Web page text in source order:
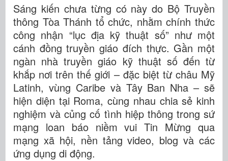
Sáng kiến chưa từng có này do Bộ Truyền
thông Tòa Thánh tổ chức, nhằm chính thức
công nhận “lục địa kỹ thuật số” như một
cánh đồng truyền giáo đích thực. Gần một
ngàn nhà truyền giáo kỹ thuật số đến từ
khắp nơi trên thế giới – đặc biệt từ châu Mỹ
Latinh, vùng Caribe và Tây Ban Nha – sẽ
hiện diện tại Roma, cùng nhau chia sẻ kinh
nghiệm và củng cố tình hiệp thông trong sứ
mạng loan báo niềm vui Tin Mừng qua
mạng xã hội, nền tảng video, blog và các
ứng dụng di động.